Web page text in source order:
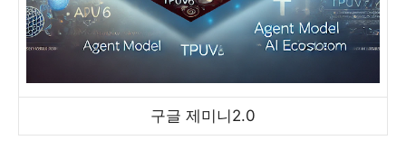
구글 제미니2.0